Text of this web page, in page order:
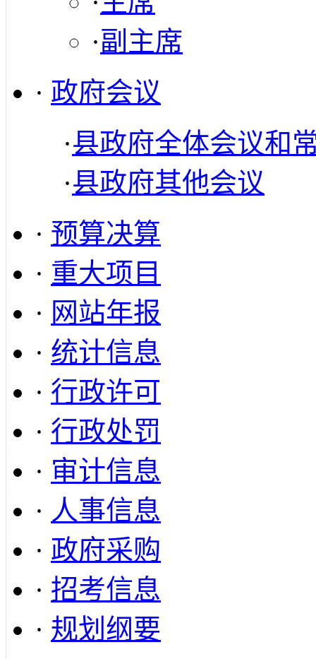
·副主席
· 政府会议
·县政府全体会议和
·县政府其他会议
· 预算决算
· 重大项目
· 网站年报
· 统计信息
· 行政许可
· 行政处罚
· 审计信息
· 人事信息
· 政府采购
· 招考信息
· 规划纲要